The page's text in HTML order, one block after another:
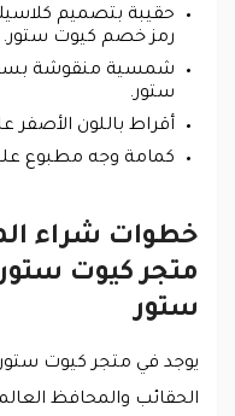
حقيبة بتصميم
رمز خصم كيوت ستور.
شمسية منقوشة
ستور.
أقراط باللون
كمامة وجه مطبوع
خطوات شراء
متجر كيوت
ستور
يوجد في متجر كيوت
الحقائب والمحافظ